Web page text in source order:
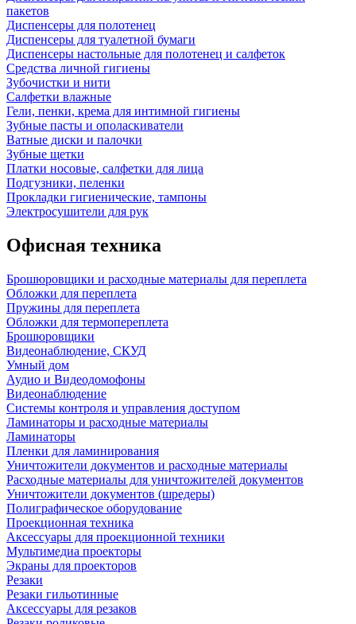
пакетов
Диспенсеры для полотенец
Диспенсеры для туалетной бумаги
Диспенсеры настольные для полотенец и салфеток
Средства личной гигиены
Зубочистки и нити
Салфетки влажные
Гели, пенки, крема для интимной гигиены
Зубные пасты и ополаскиватели
Ватные диски и палочки
Зубные щетки
Платки носовые, салфетки для лица
Подгузники, пеленки
Прокладки гигиенические, тампоны
Электросушители для рук
Офисная техника
Брошюровщики и расходные материалы для переплета
Обложки для переплета
Пружины для переплета
Обложки для термопереплета
Брошюровщики
Видеонаблюдение, СКУД
Умный дом
Аудио и Видеодомофоны
Видеонаблюдение
Системы контроля и управления доступом
Ламинаторы и расходные материалы
Ламинаторы
Пленки для ламинирования
Уничтожители документов и расходные материалы
Расходные материалы для уничтожителей документов
Уничтожители документов (шредеры)
Полиграфическое оборудование
Проекционная техника
Аксессуары для проекционной техники
Мультимедиа проекторы
Экраны для проекторов
Резаки
Резаки гильотинные
Аксессуары для резаков